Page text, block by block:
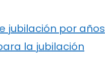
jubilación por años
la jubilación